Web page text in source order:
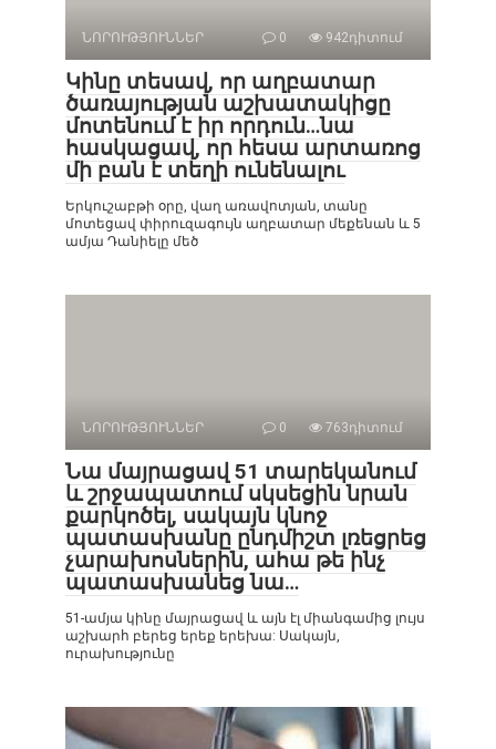
ՆՈՐՈՒԹՅՈՒՆՆԵՐ 0 942դիտում
Կինը տեսավ, որ աղբատար
ծառայության աշխատակիցը
մոտենում է իր որդուն…նա
հասկացավ, որ հեսա արտառոց
մի բան է տեղի ունենալու
Երկուշաբթի օրը, վաղ առավոտյան, տանը
մոտեցավ փիրուզագույն աղբատար մեքենան և 5
ամյա Դանիելը մեծ
ՆՈՐՈՒԹՅՈՒՆՆԵՐ 0 763դիտում
Նա մայրացավ 51 տարեկանում
և շրջապատում սկսեցին նրան
քարկոծել, սակայն կնոջ
պատասխանը ընդմիշտ լռեցրեց
չարախոսներին, ահա թե ինչ
պատասխանեց նա…
51-ամյա կինը մայրացավ և այն էլ միանգամից լույս
աշխարհ բերեց երեք երեխա: Սակայն,
ուրախությունը